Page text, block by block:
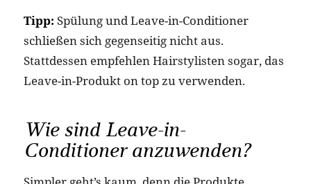
Tipp: Spülung und Leave-in-Conditioner
schließen sich gegenseitig nicht aus.
Stattdessen empfehlen Hairstylisten sogar, das
Leave-in-Produkt on top zu verwenden.
Wie sind Leave-in-
Conditioner anzuwenden?